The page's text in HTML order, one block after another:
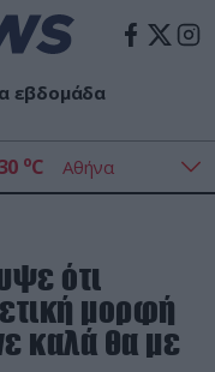
εβδομάδα
oC
ότι
μορφή
καλά θα με